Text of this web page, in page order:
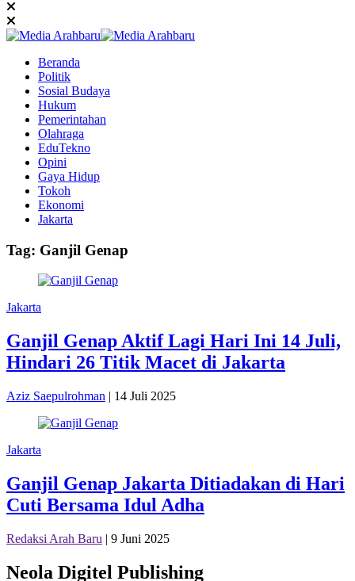
Beranda
Politik
Sosial Budaya
Hukum
Pemerintahan
Olahraga
EduTekno
Opini
Gaya Hidup
Tokoh
Ekonomi
Jakarta
Tag: Ganjil Genap
Jakarta
Ganjil Genap Aktif Lagi Hari Ini 14 Juli,
Hindari 26 Titik Macet di Jakarta
Aziz Saepulrohman | 14 Juli 2025
Jakarta
Ganjil Genap Jakarta Ditiadakan di Hari
Cuti Bersama Idul Adha
Redaksi Arah Baru | 9 Juni 2025
Neola Digitel Publishing